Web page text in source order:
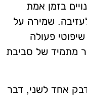
בזמן אמת
שמירה על
פעולה
מתמיד של סביבת
אחד לשני, דבר